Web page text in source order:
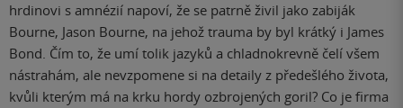
hrdinovi s amnézií napoví, že se patrně živil jako zabiják
Bourne, Jason Bourne, na jehož trauma by byl krátký i James
Bond. Čím to, že umí tolik jazyků a chladnokrevně čelí všem
nástrahám, ale nevzpomene si na detaily z předešlého života,
kvůli kterým má na krku hordy ozbrojených goril? Co je firma